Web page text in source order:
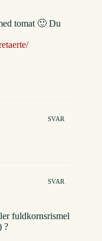
tomat 🙂 Du
SVAR
SVAR
fuldkornsrismel
?